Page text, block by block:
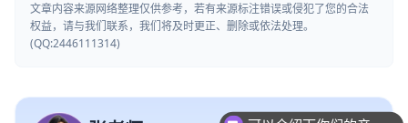
文章内容来源网络整理仅供参考，若有来源标注错误或侵犯了您的合法
权益，请与我们联系，我们将及时更正、删除或依法处理。
(QQ:2446111314)
可以介绍下你们的产品么